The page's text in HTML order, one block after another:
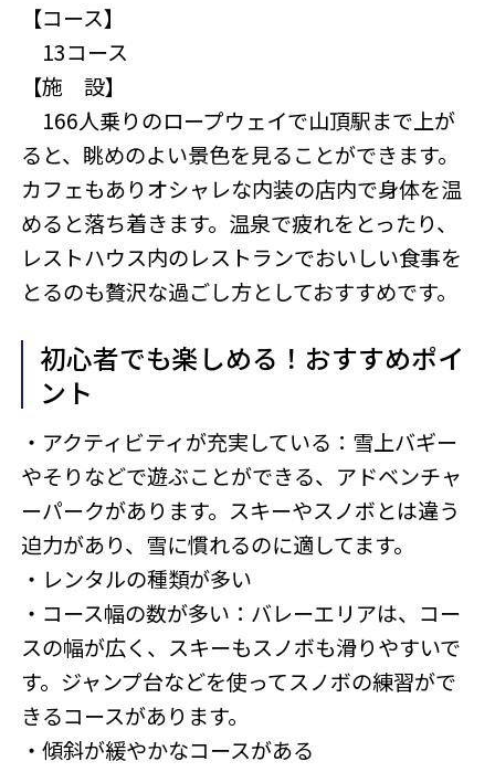
【コース】
13コース
【施 設】
166人乗りのロープウェイで山頂駅まで上が
ると、眺めのよい景色を見ることができます。
カフェもありオシャレな内装の店内で身体を温
めると落ち着きます。温泉で疲れをとったり、
レストハウス内のレストランでおいしい食事を
とるのも贅沢な過ごし方としておすすめです。
初心者でも楽しめる！おすすめポイ
ント
・アクティビティが充実している：雪上バギー
やそりなどで遊ぶことができる、アドベンチャ
ーパークがあります。スキーやスノボとは違う
迫力があり、雪に慣れるのに適してます。
・レンタルの種類が多い
・コース幅の数が多い：バレーエリアは、コー
スの幅が広く、スキーもスノボも滑りやすいで
す。ジャンプ台などを使ってスノボの練習がで
きるコースがあります。
・傾斜が緩やかなコースがある